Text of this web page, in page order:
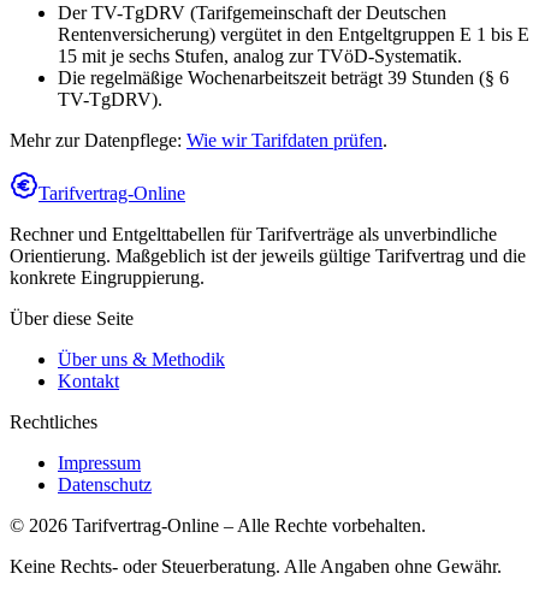
Der TV-TgDRV (Tarifgemeinschaft der Deutschen
Rentenversicherung) vergütet in den Entgeltgruppen E 1 bis E
15 mit je sechs Stufen, analog zur TVöD-Systematik.
Die regelmäßige Wochenarbeitszeit beträgt 39 Stunden (§ 6
TV-TgDRV).
Mehr zur Datenpflege: Wie wir Tarifdaten prüfen.
Tarifvertrag-Online
Rechner und Entgelttabellen für Tarifverträge als unverbindliche
Orientierung. Maßgeblich ist der jeweils gültige Tarifvertrag und die
konkrete Eingruppierung.
Über diese Seite
Über uns & Methodik
Kontakt
Rechtliches
Impressum
Datenschutz
© 2026 Tarifvertrag-Online – Alle Rechte vorbehalten.
Keine Rechts- oder Steuerberatung. Alle Angaben ohne Gewähr.